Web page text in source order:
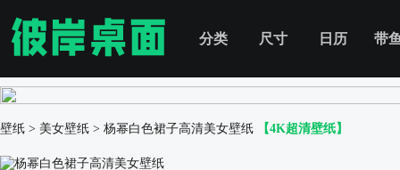
分类 尺寸 日历 带
壁纸 > 美女壁纸 > 杨幂白色裙子高清美女壁纸 【4K超清壁纸】